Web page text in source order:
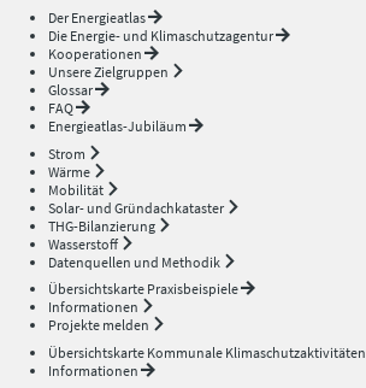
Der Energieatlas
Die Energie- und Klimaschutzagentur
Kooperationen
Unsere Zielgruppen
Glossar
FAQ
Energieatlas-Jubiläum
Strom
Wärme
Mobilität
Solar- und Gründachkataster
THG-Bilanzierung
Wasserstoff
Datenquellen und Methodik
Übersichtskarte Praxisbeispiele
Informationen
Projekte melden
Übersichtskarte Kommunale Klimaschutzaktivitäten
Informationen